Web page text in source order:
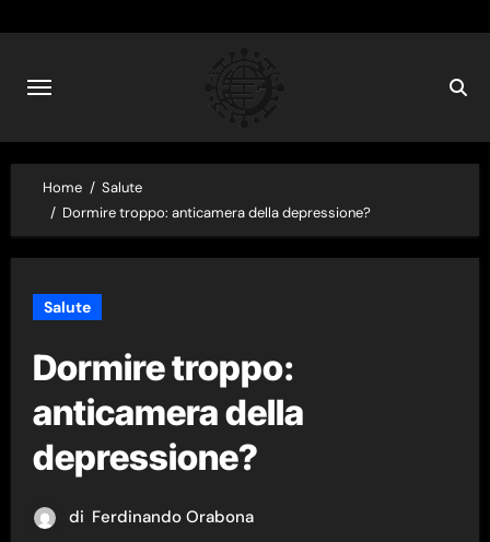
content
Home
Salute
Dormire troppo: anticamera della depressione?
Salute
Dormire troppo:
anticamera della
depressione?
di Ferdinando Orabona